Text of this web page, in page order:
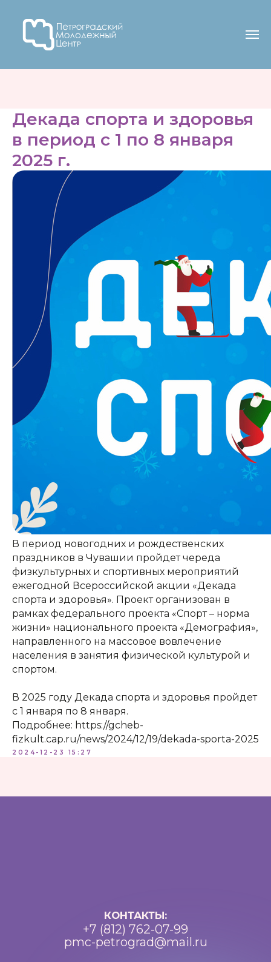
Декада спорта и здоровья
в период с 1 по 8 января
2025 г.
В период новогодних и рождественских
праздников в Чувашии пройдет череда
физкультурных и спортивных мероприятий
ежегодной Всероссийской акции «Декада
спорта и здоровья». Проект организован в
рамках федерального проекта «Спорт – норма
жизни» национального проекта «Демография»,
направленного на массовое вовлечение
населения в занятия физической культурой и
спортом.
В 2025 году Декада спорта и здоровья пройдет
с 1 января по 8 января.
Подробнее: https://gcheb-
fizkult.cap.ru/news/2024/12/19/dekada-sporta-2025
2024-12-23 15:27
«Спортивная»
КОНТАКТЫ:
+7 (812) 762-07-99
pmc-petrograd@mail.ru
Политика конфиденциальности
Доступная среда
Документы
Важная информация